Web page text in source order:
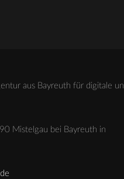
aus Bayreuth für digitale
Mistelgau bei Bayreuth in